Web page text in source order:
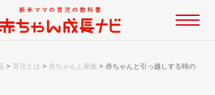
>育児とは > 赤ちゃんと家族 >赤ちゃんと引っ越しする時の